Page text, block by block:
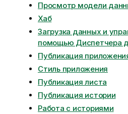
Просмотр модели
Хаб
Загрузка данных и
помощью Диспетчера
Публикация
Стиль приложения
Публикация листа
Публикация истории
Работа с историями